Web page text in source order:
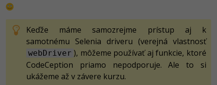
Kotlin -80%
Céčko -80%
VB.NET
Keďže máme samozrejme prístup aj k
samotnému Selenia driveru (verejná vlastnosť
webDriver ), môžeme používať aj funkcie, ktoré
CodeCeption priamo nepodporuje. Ale to si
ukážeme až v závere kurzu.